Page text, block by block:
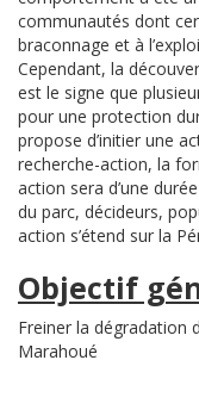
communautés dont
braconnage et à
Cependant, la
est le signe que
pour une protection
propose d’initier une
recherche-action, la
action sera d’une
du parc, décideurs,
action s’étend sur la
Objectif
Freiner la dégradation
Marahoué